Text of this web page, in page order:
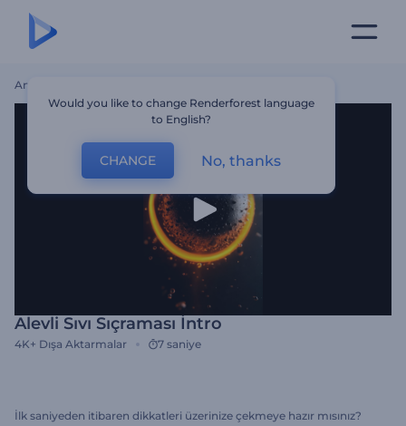
Ana Sayfa
Alevli Sıvı Sıçraması İntro
4K+ Dışa Aktarmalar 7 saniye
İlk saniyeden itibaren dikkatleri üzerinize çekmeye hazır mısınız?
Would you like to change Renderforest language
to English?
CHANGE No, thanks